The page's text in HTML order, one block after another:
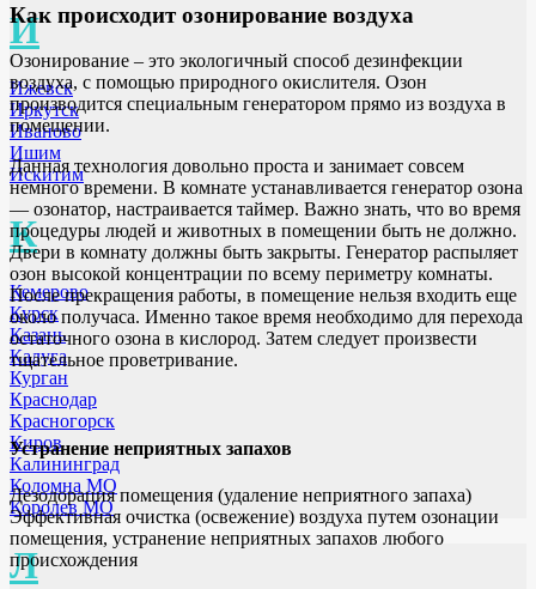
И
Ижевск
Иркутск
Иваново
Ишим
Искитим
К
Кемерово
Курск
Казань
Калуга
Курган
Краснодар
Красногорск
Киров
Калининград
Коломна МО
Королев МО
Л
Как происходит озонирование воздуха
Озонирование – это экологичный способ дезинфекции
воздуха, с помощью природного окислителя. Озон
производится специальным генератором прямо из воздуха в
помещении.
Данная технология довольно проста и занимает совсем
немного времени. В комнате устанавливается генератор озона
— озонатор, настраивается таймер. Важно знать, что во время
процедуры людей и животных в помещении быть не должно.
Двери в комнату должны быть закрыты. Генератор распыляет
озон высокой концентрации по всему периметру комнаты.
После прекращения работы, в помещение нельзя входить еще
около получаса. Именно такое время необходимо для перехода
остаточного озона в кислород. Затем следует произвести
тщательное проветривание.
Устранение неприятных запахов
Дезодорация помещения (удаление неприятного запаха)
Эффективная очистка (освежение) воздуха путем озонации
помещения, устранение неприятных запахов любого
происхождения